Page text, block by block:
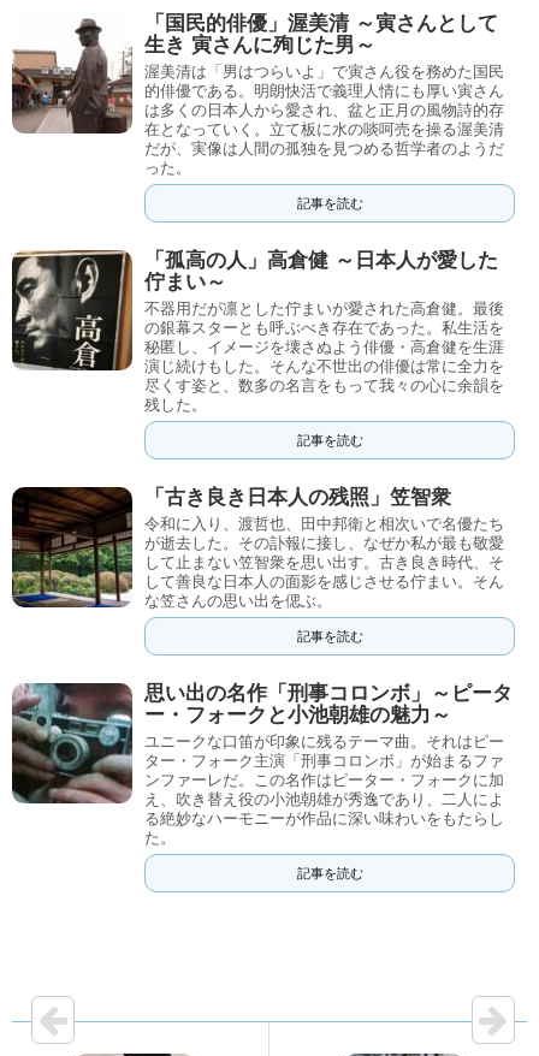
「国民的俳優」渥美清 ～寅さんとして
生き 寅さんに殉じた男～
渥美清は「男はつらいよ」で寅さん役を務めた国民
的俳優である。明朗快活で義理人情にも厚い寅さん
は多くの日本人から愛され、盆と正月の風物詩的存
在となっていく。立て板に水の啖呵売を操る渥美清
だが、実像は人間の孤独を見つめる哲学者のようだ
った。
記事を読む
「孤高の人」高倉健 ～日本人が愛した
佇まい～
不器用だが凛とした佇まいが愛された高倉健。最後
の銀幕スターとも呼ぶべき存在であった。私生活を
秘匿し、イメージを壊さぬよう俳優・高倉健を生涯
演じ続けもした。そんな不世出の俳優は常に全力を
尽くす姿と、数多の名言をもって我々の心に余韻を
残した。
記事を読む
「古き良き日本人の残照」笠智衆
令和に入り、渡哲也、田中邦衛と相次いで名優たち
が逝去した。その訃報に接し、なぜか私が最も敬愛
して止まない笠智衆を思い出す。古き良き時代、そ
して善良な日本人の面影を感じさせる佇まい。そん
な笠さんの思い出を偲ぶ。
記事を読む
思い出の名作「刑事コロンボ」～ピータ
ー・フォークと小池朝雄の魅力～
ユニークな口笛が印象に残るテーマ曲。それはピー
ター・フォーク主演「刑事コロンボ」が始まるファ
ンファーレだ。この名作はピーター・フォークに加
え、吹き替え役の小池朝雄が秀逸であり、二人によ
る絶妙なハーモニーが作品に深い味わいをもたらし
た。
記事を読む